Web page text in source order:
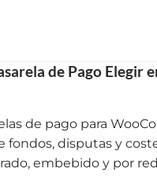
de Pago Elegir
de pago para
disputas y
embebido y por